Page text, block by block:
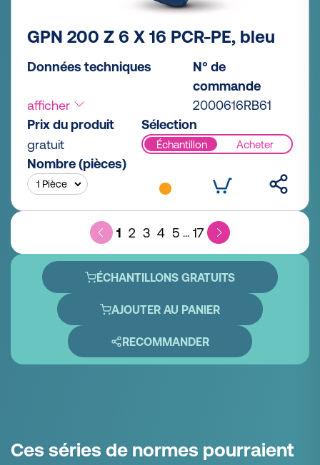
GPN 200 Z 6 X 16 PCR-PE, bleu
Données techniques
afficher
N° de
commande
2000616RB61
Prix du produit
gratuit
Sélection
Échantillon Acheter
Nombre (pièces)
1 2 3 4 5 ... 17
ÉCHANTILLONS GRATUITS
AJOUTER AU PANIER
RECOMMANDER
Ces séries de normes pourraient